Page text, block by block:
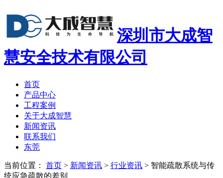
深圳市大成智
慧安全技术有限公司
首页
产品中心
工程案例
关于大成智慧
新闻资讯
联系我们
东莞
当前位置： 首页 > 新闻资讯 > 行业资讯 > 智能疏散系统与传
统应急疏散的差别